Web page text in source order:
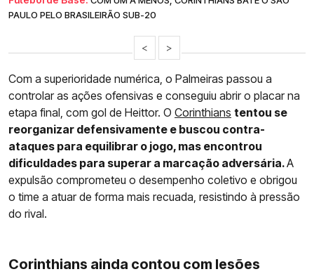
PAULO PELO BRASILEIRÃO SUB-20
< >
Com a superioridade numérica, o Palmeiras passou a
controlar as ações ofensivas e conseguiu abrir o placar na
etapa final, com gol de Heittor. O Corinthians tentou se
reorganizar defensivamente e buscou contra-
ataques para equilibrar o jogo, mas encontrou
dificuldades para superar a marcação adversária.A
expulsão comprometeu o desempenho coletivo e obrigou
o time a atuar de forma mais recuada, resistindo à pressão
do rival.
Corinthians ainda contou com lesões